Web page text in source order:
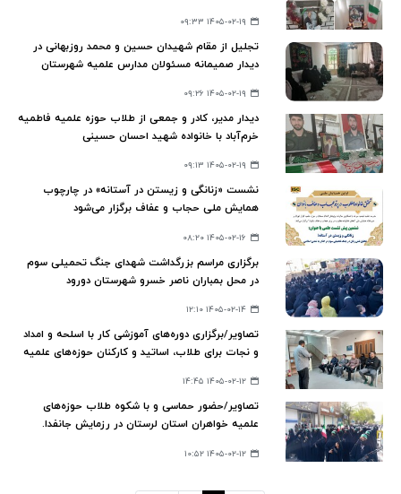
۱۴۰۵-۰۲-۱۹ ۰۹:۳۳
تجلیل از مقام شهیدان حسین و محمد روزبهانی در
دیدار صمیمانه مسئولان مدارس علمیه شهرستان
۱۴۰۵-۰۲-۱۹ ۰۹:۲۶
دیدار مدیر، کادر و جمعی از طلاب حوزه علمیه فاطمیه
خرم‌آباد با خانواده شهید احسان حسینی
۱۴۰۵-۰۲-۱۹ ۰۹:۱۳
نشست «زنانگی و زیستن در آستانه» در چارچوب
همایش ملی حجاب و عفاف برگزار می‌شود
۱۴۰۵-۰۲-۱۶ ۰۸:۲۰
برگزاری مراسم بزرگداشت شهدای جنگ تحمیلی سوم
در محل بمباران ناصر خسرو شهرستان دورود
۱۴۰۵-۰۲-۱۴ ۱۲:۱۰
تصاویر/برگزاری دوره‌های آموزشی کار با اسلحه و امداد
و نجات برای طلاب، اساتید و کارکنان حوزه‌های علمیه
۱۴۰۵-۰۲-۱۲ ۱۴:۴۵
تصاویر/حضور حماسی و با شکوه طلاب حوزه‌های
علمیه خواهران استان لرستان در رزمایش جانفدا.
۱۴۰۵-۰۲-۱۲ ۱۰:۵۲